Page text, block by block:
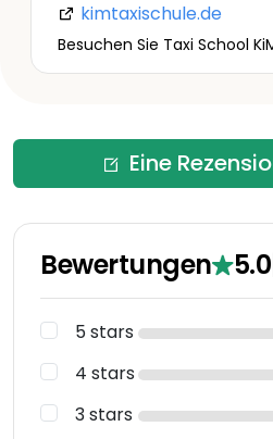
kimtaxischule.de
Besuchen Sie Taxi School
Eine
Bewertungen 5.0
5 stars
4 stars
3 stars